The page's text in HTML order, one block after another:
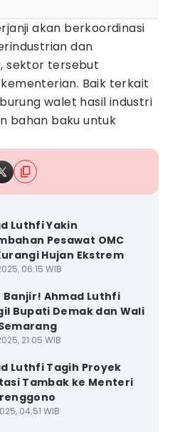
akan berkoordinasi
dan
sektor tersebut
Baik terkait
walet hasil industri
bahan baku untuk
Luthfi Yakin
Pesawat OMC
Hujan Ekstrem
06:15 WIB
Banjir! Ahmad Luthfi
Bupati Demak dan Wali
21:05 WIB
Luthfi Tagih Proyek
Tambak ke Menteri
04:51 WIB